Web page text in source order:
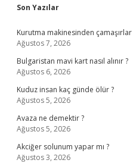
Sidebar
Son Yazılar
Kurutma makinesinden çamaşırlar
Ağustos 7, 2026
Bulgaristan mavi kart nasıl alınır ?
Ağustos 6, 2026
Kuduz insan kaç günde ölür ?
Ağustos 5, 2026
Avaza ne demektir ?
Ağustos 5, 2026
Akciğer solunum yapar mı ?
Ağustos 3, 2026